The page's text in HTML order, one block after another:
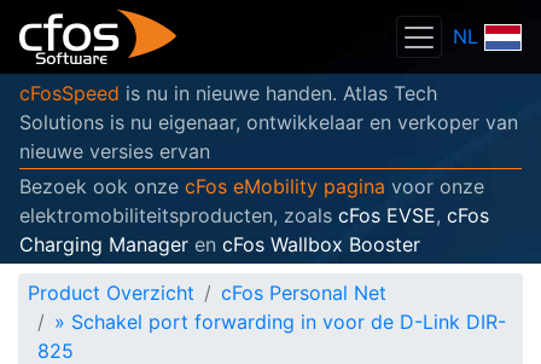
NL
cFosSpeed is nu in nieuwe handen. Atlas Tech
Solutions is nu eigenaar, ontwikkelaar en verkoper van
nieuwe versies ervan
Bezoek ook onze cFos eMobility pagina voor onze
elektromobiliteitsproducten, zoals cFos EVSE, cFos
Charging Manager en cFos Wallbox Booster
Product Overzicht
cFos Personal Net
» Schakel port forwarding in voor de D-Link DIR-
825